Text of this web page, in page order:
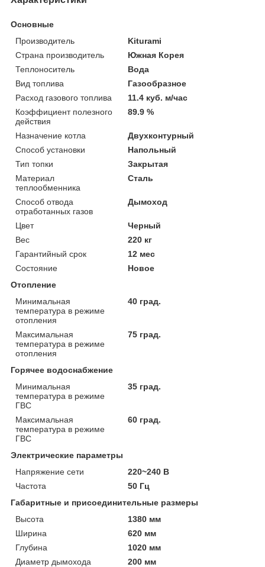
Основные
Производитель
Kiturami
Страна производитель
Южная Корея
Теплоноситель
Вода
Вид топлива
Газообразное
Расход газового топлива
11.4 куб. м/час
Коэффициент полезного
действия
89.9 %
Назначение котла
Двухконтурный
Способ установки
Напольный
Тип топки
Закрытая
Материал
теплообменника
Сталь
Способ отвода
отработанных газов
Дымоход
Цвет
Черный
Вес
220 кг
Гарантийный срок
12 мес
Состояние
Новое
Отопление
Минимальная
температура в режиме
отопления
40 град.
Максимальная
температура в режиме
отопления
75 град.
Горячее водоснабжение
Минимальная
температура в режиме
ГВС
35 град.
Максимальная
температура в режиме
ГВС
60 град.
Электрические параметры
Напряжение сети
220~240 В
Частота
50 Гц
Габаритные и присоединительные размеры
Высота
1380 мм
Ширина
620 мм
Глубина
1020 мм
Диаметр дымохода
200 мм